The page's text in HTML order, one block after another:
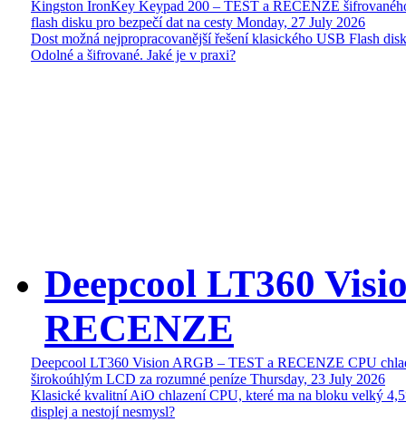
Kingston IronKey Keypad 200 – TEST a RECENZE
flash disku pro bezpečí dat na cesty Monday, 27 July 2026
Dost možná nejpropracovanější řešení klasického USB Flash
Odolné a šifrované. Jaké je v praxi?
Deepcool LT360
RECENZE
Deepcool LT360 Vision ARGB – TEST a RECENZE CPU
širokoúhlým LCD za rozumné peníze Thursday, 23 July 2026
Klasické kvalitní AiO chlazení CPU, které ma na bloku velký
displej a nestojí nesmysl?